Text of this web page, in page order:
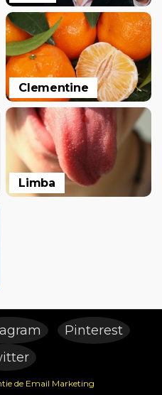
Clementine
Limba
Pinterest
de Email Marketing